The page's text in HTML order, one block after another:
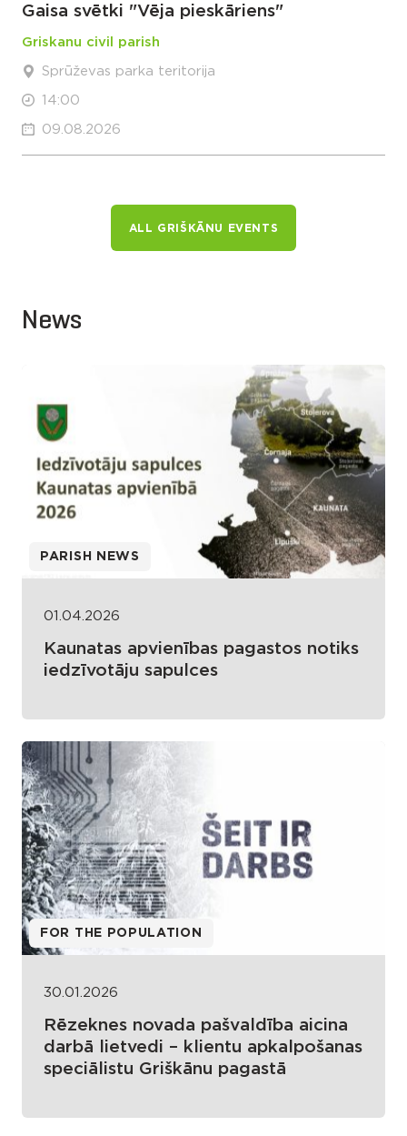
Gaisa svētki "Vēja pieskāriens"
Griskanu civil parish
Sprūževas parka teritorija
14:00
09.08.2026
ALL GRIŠKĀNU EVENTS
News
PARISH NEWS
01.04.2026
Kaunatas apvienības pagastos notiks
iedzīvotāju sapulces
FOR THE POPULATION
30.01.2026
Rēzeknes novada pašvaldība aicina
darbā lietvedi – klientu apkalpošanas
speciālistu Griškānu pagastā